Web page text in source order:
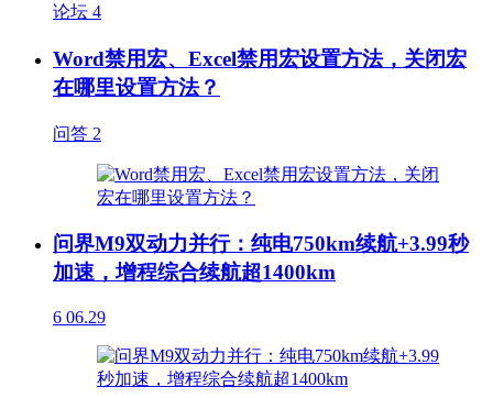
论坛 4
Word禁用宏、Excel禁用宏设置方法，关闭宏
在哪里设置方法？
问答 2
问界M9双动力并行：纯电750km续航+3.99秒
加速，增程综合续航超1400km
6 06.29